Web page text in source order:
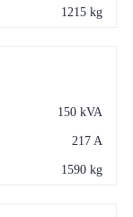
1215 kg
150 kVA
217 A
1590 kg